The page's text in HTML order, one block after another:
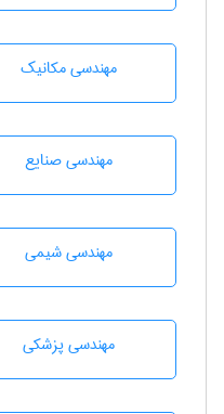
مهندسی مکانیک
مهندسی صنايع
مهندسي شيمی
مهندسی پزشکی